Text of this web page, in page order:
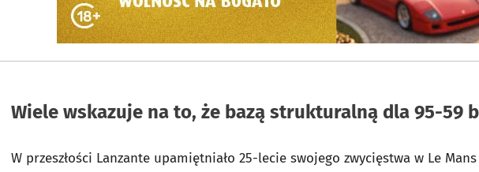
Wiele wskazuje na to, że bazą strukturalną dla 95-59
W przeszłości Lanzante upamiętniało 25-lecie swojego zwycięstwa w Le